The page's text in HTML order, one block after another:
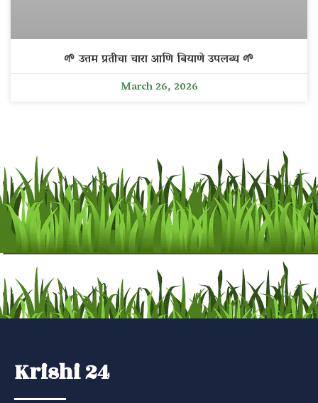
🌱 उत्तम प्रतीचा चारा आणि बियाणे उपलब्ध 🌱
March 26, 2026
Krishi 24